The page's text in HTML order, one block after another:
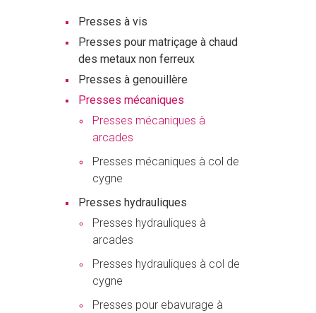
Presses à vis
Presses pour matriçage à chaud
des metaux non ferreux
Presses à genouillère
Presses mécaniques
Presses mécaniques à
arcades
Presses mécaniques à col de
cygne
Presses hydrauliques
Presses hydrauliques à
arcades
Presses hydrauliques à col de
cygne
Presses pour ebavurage à